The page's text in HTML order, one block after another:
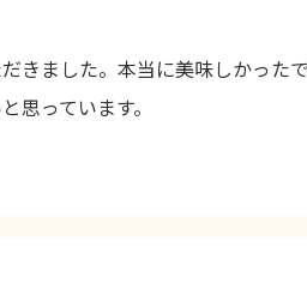
きました。本当に美味しかった
思っています。